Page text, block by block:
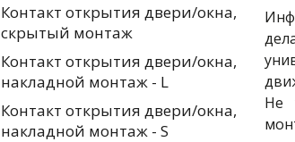
Контакт открытия двери/окна,
скрытый монтаж
Контакт открытия двери/окна,
накладной монтаж - L
Контакт открытия двери/окна,
накладной монтаж - S
Не